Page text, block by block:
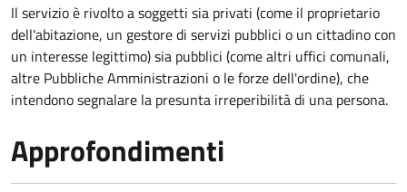
Il servizio è rivolto a soggetti sia privati (come il proprietario
dell'abitazione, un gestore di servizi pubblici o un cittadino con
un interesse legittimo) sia pubblici (come altri uffici comunali,
altre Pubbliche Amministrazioni o le forze dell'ordine), che
intendono segnalare la presunta irreperibilità di una persona.
Approfondimenti